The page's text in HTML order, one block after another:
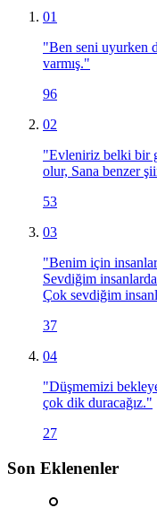
01
"Ben seni uyurken
varmış."
96
02
"Evleniriz belki bir
olur, Sana benzer
53
03
"Benim için
Sevdiğim
Çok sevdiğim
37
04
"Düşmemizi
çok dik duracağız."
27
Son Eklenenler